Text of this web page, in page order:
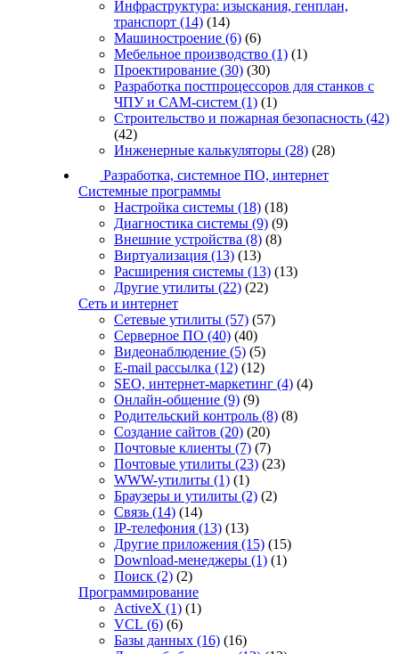
Инфраструктура: изыскания, генплан,
транспорт (14) (14)
Машиностроение (6) (6)
Мебельное производство (1) (1)
Проектирование (30) (30)
Разработка постпроцессоров для станков с
ЧПУ и CAM-систем (1) (1)
Строительство и пожарная безопасность (42)
(42)
Инженерные калькуляторы (28) (28)
Разработка, системное ПО, интернет
Системные программы
Настройка системы (18) (18)
Диагностика системы (9) (9)
Внешние устройства (8) (8)
Виртуализация (13) (13)
Расширения системы (13) (13)
Другие утилиты (22) (22)
Сеть и интернет
Сетевые утилиты (57) (57)
Серверное ПО (40) (40)
Видеонаблюдение (5) (5)
E-mail рассылка (12) (12)
SEO, интернет-маркетинг (4) (4)
Онлайн-общение (9) (9)
Родительский контроль (8) (8)
Создание сайтов (20) (20)
Почтовые клиенты (7) (7)
Почтовые утилиты (23) (23)
WWW-утилиты (1) (1)
Браузеры и утилиты (2) (2)
Связь (14) (14)
IP-телефония (13) (13)
Другие приложения (15) (15)
Download-менеджеры (1) (1)
Поиск (2) (2)
Программирование
ActiveX (1) (1)
VCL (6) (6)
Базы данных (16) (16)